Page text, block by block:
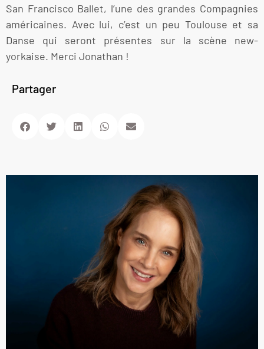
San Francisco Ballet, l’une des grandes Compagnies
américaines. Avec lui, c’est un peu Toulouse et sa
Danse qui seront présentes sur la scène new-
yorkaise. Merci Jonathan !
Partager